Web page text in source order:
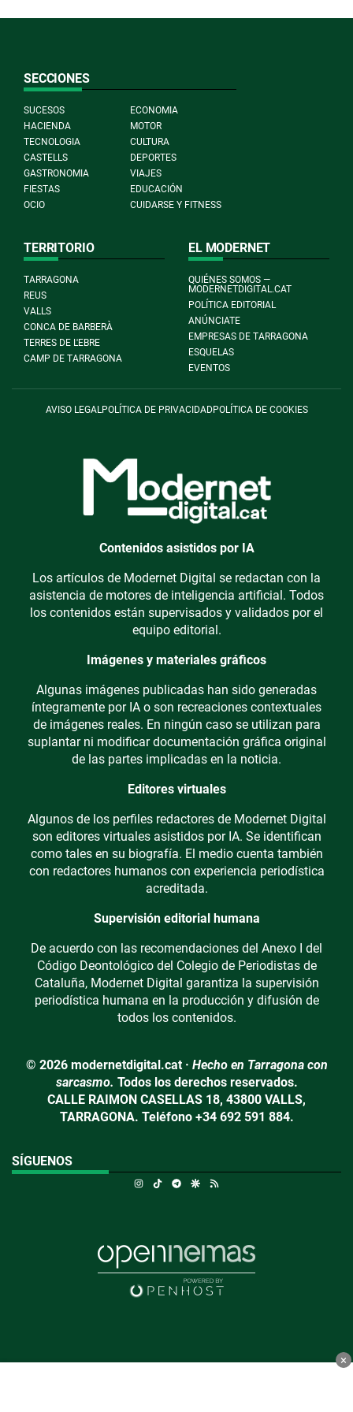
SECCIONES
SUCESOS
ECONOMIA
HACIENDA
MOTOR
TECNOLOGIA
CULTURA
CASTELLS
DEPORTES
GASTRONOMIA
VIAJES
FIESTAS
EDUCACIÓN
OCIO
CUIDARSE Y FITNESS
TERRITORIO
TARRAGONA
REUS
VALLS
CONCA DE BARBERÀ
TERRES DE L'EBRE
CAMP DE TARRAGONA
EL MODERNET
QUIÉNES SOMOS —
MODERNETDIGITAL.CAT
POLÍTICA EDITORIAL
ANÚNCIATE
EMPRESAS DE TARRAGONA
ESQUELAS
EVENTOS
AVISO LEGAL POLÍTICA DE PRIVACIDADPOLÍTICA DE COOKIES
Contenidos asistidos por IA
Los artículos de Modernet Digital se redactan con la
asistencia de motores de inteligencia artificial. Todos
los contenidos están supervisados y validados por el
equipo editorial.
Imágenes y materiales gráficos
Algunas imágenes publicadas han sido generadas
íntegramente por IA o son recreaciones contextuales
de imágenes reales. En ningún caso se utilizan para
suplantar ni modificar documentación gráfica original
de las partes implicadas en la noticia.
Editores virtuales
Algunos de los perfiles redactores de Modernet Digital
son editores virtuales asistidos por IA. Se identifican
como tales en su biografía. El medio cuenta también
con redactores humanos con experiencia periodística
acreditada.
Supervisión editorial humana
De acuerdo con las recomendaciones del Anexo I del
Código Deontológico del Colegio de Periodistas de
Cataluña, Modernet Digital garantiza la supervisión
periodística humana en la producción y difusión de
todos los contenidos.
© 2026 modernetdigital.cat · Hecho en Tarragona con
sarcasmo. Todos los derechos reservados.
CALLE RAIMON CASELLAS 18, 43800 VALLS,
TARRAGONA. Teléfono +34 692 591 884.
SÍGUENOS
Instagram
TikTokTelegramGoogle Discover
×